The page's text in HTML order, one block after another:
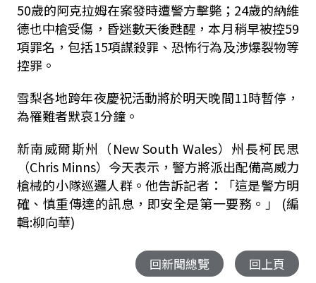
50歲的阿克拉姆在案發時遭警方擊斃；24歲的納維
德也中槍受傷，昏迷數天後甦醒，本月稍早被控59
項罪名，包括15項謀殺罪、恐怖行為及涉爆裂物等
控罪。
雪梨各地跨年夜慶祝活動將於明天晚間11時暫停，
為罹難者默哀1分鐘。
新南威爾斯州（New South Wales）州長柯民思
（Chris Minns）今天表示，警方將派出配備高威力
槍械的小隊巡邏人群。 他告訴記者：「這是警方明
確、慎重傳達的訊息，即安全是第一要務。」 (編
輯:柳向華)
回新聞總覽 回上頁